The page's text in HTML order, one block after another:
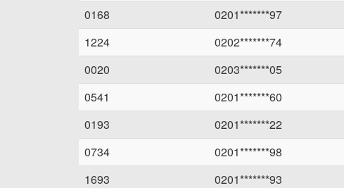
0168
0201*******97
1224
0202*******74
0020
0203*******05
0541
0201*******60
0193
0201*******22
0734
0201*******98
1693
0201*******93